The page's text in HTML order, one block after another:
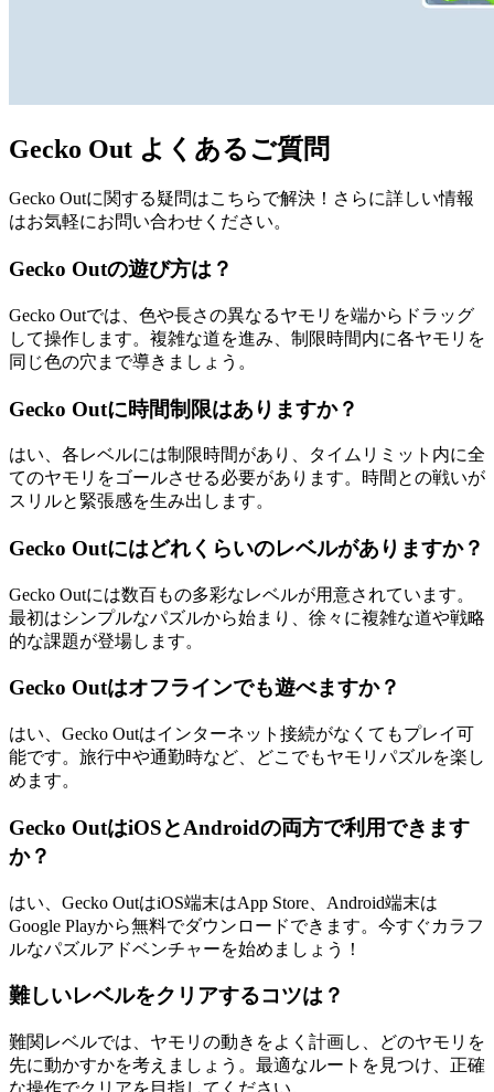
Gecko Out よくあるご質問
Gecko Outに関する疑問はこちらで解決！さらに詳しい情報
はお気軽にお問い合わせください。
Gecko Outの遊び方は？
Gecko Outでは、色や長さの異なるヤモリを端からドラッグ
して操作します。複雑な道を進み、制限時間内に各ヤモリを
同じ色の穴まで導きましょう。
Gecko Outに時間制限はありますか？
はい、各レベルには制限時間があり、タイムリミット内に全
てのヤモリをゴールさせる必要があります。時間との戦いが
スリルと緊張感を生み出します。
Gecko Outにはどれくらいのレベルがありますか？
Gecko Outには数百もの多彩なレベルが用意されています。
最初はシンプルなパズルから始まり、徐々に複雑な道や戦略
的な課題が登場します。
Gecko Outはオフラインでも遊べますか？
はい、Gecko Outはインターネット接続がなくてもプレイ可
能です。旅行中や通勤時など、どこでもヤモリパズルを楽し
めます。
Gecko OutはiOSとAndroidの両方で利用できます
か？
はい、Gecko OutはiOS端末はApp Store、Android端末は
Google Playから無料でダウンロードできます。今すぐカラフ
ルなパズルアドベンチャーを始めましょう！
難しいレベルをクリアするコツは？
難関レベルでは、ヤモリの動きをよく計画し、どのヤモリを
先に動かすかを考えましょう。最適なルートを見つけ、正確
な操作でクリアを目指してください。